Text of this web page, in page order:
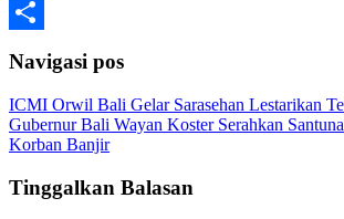
Line
Navigasi pos
ICMI Orwil Bali Gelar Sarasehan Lestarikan
Gubernur Bali Wayan Koster Serahkan
Korban Banjir
Tinggalkan Balasan